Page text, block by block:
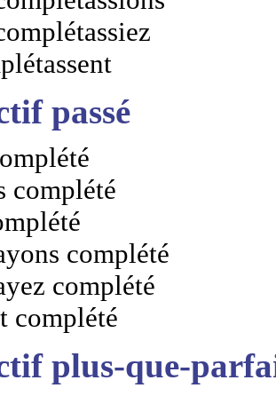
passé
complété
complété
complété
complété
plus-que-